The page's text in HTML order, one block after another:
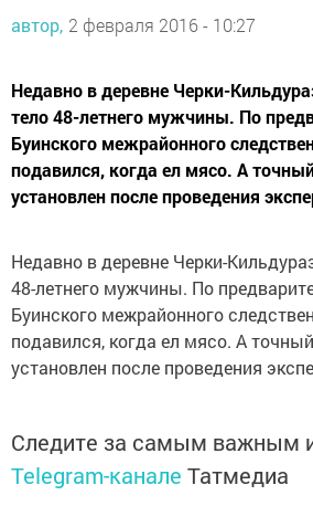
автор, 2 февраля 2016 - 10:27
Недавно в деревне Черки-
тело 48-летнего мужчины. По
Буинского межрайонного
подавился, когда ел мясо. А
установлен после проведения
Недавно в деревне Черки-
48-летнего мужчины. По
Буинского межрайонного
подавился, когда ел мясо. А
установлен после проведения
Следите за самым важным
Telegram-канале Татмедиа